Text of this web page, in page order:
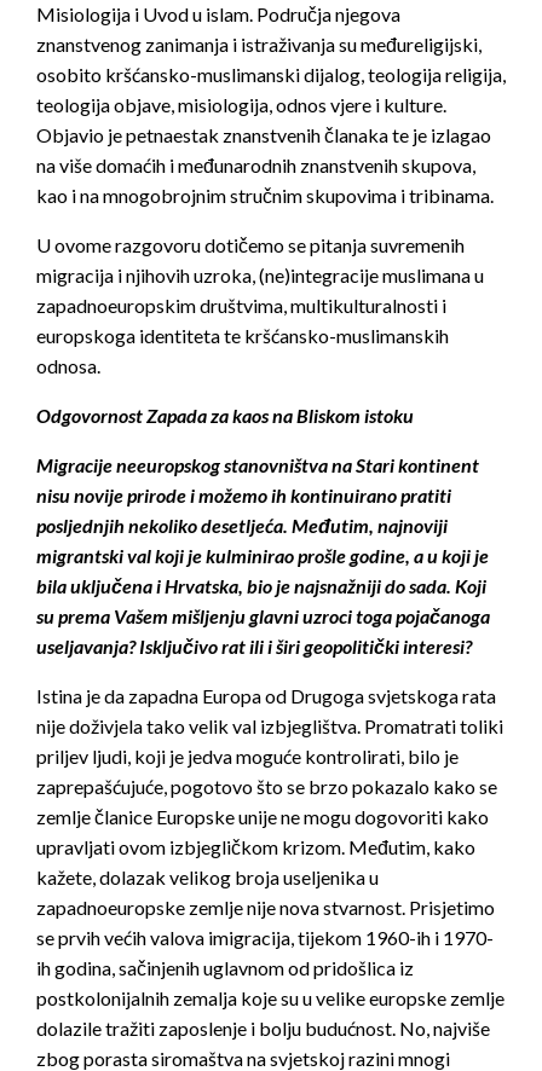
Misiologija i Uvod u islam. Područja njegova
znanstvenog zanimanja i istraživanja su međureligijski,
osobito kršćansko-muslimanski dijalog, teologija religija,
teologija objave, misiologija, odnos vjere i kulture.
Objavio je petnaestak znanstvenih članaka te je izlagao
na više domaćih i međunarodnih znanstvenih skupova,
kao i na mnogobrojnim stručnim skupovima i tribinama.
U ovome razgovoru dotičemo se pitanja suvremenih
migracija i njihovih uzroka, (ne)integracije muslimana u
zapadnoeuropskim društvima, multikulturalnosti i
europskoga identiteta te kršćansko-muslimanskih
odnosa.
Odgovornost Zapada za kaos na Bliskom istoku
Migracije neeuropskog stanovništva na Stari kontinent
nisu novije prirode i možemo ih kontinuirano pratiti
posljednjih nekoliko desetljeća. Međutim, najnoviji
migrantski val koji je kulminirao prošle godine, a u koji je
bila uključena i Hrvatska, bio je najsnažniji do sada. Koji
su prema Vašem mišljenju glavni uzroci toga pojačanoga
useljavanja? Isključivo rat ili i širi geopolitički interesi?
Istina je da zapadna Europa od Drugoga svjetskoga rata
nije doživjela tako velik val izbjeglištva. Promatrati toliki
priljev ljudi, koji je jedva moguće kontrolirati, bilo je
zaprepašćujuće, pogotovo što se brzo pokazalo kako se
zemlje članice Europske unije ne mogu dogovoriti kako
upravljati ovom izbjegličkom krizom. Međutim, kako
kažete, dolazak velikog broja useljenika u
zapadnoeuropske zemlje nije nova stvarnost. Prisjetimo
se prvih većih valova imigracija, tijekom 1960-ih i 1970-
ih godina, sačinjenih uglavnom od pridošlica iz
postkolonijalnih zemalja koje su u velike europske zemlje
dolazile tražiti zaposlenje i bolju budućnost. No, najviše
zbog porasta siromaštva na svjetskoj razini mnogi